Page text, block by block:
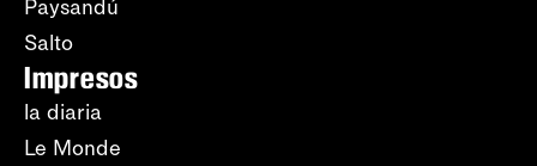
Paysandú
Salto
Impresos
la diaria
Le Monde